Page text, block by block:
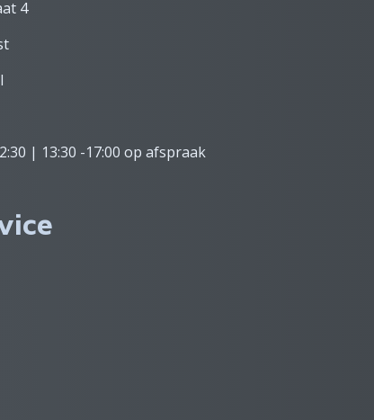
4
| 13:30 -17:00 op afspraak